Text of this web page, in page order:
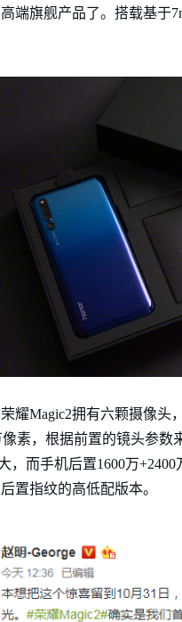
端旗舰产品了。搭载基于
耀Magic2拥有六颗摄像头
像素，根据前置的镜头参
，而手机后置1600万
置指纹的高低配版本。